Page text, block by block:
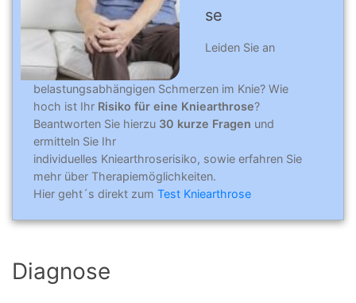
se
Leiden Sie an
belastungsabhängigen Schmerzen im Knie? Wie
hoch ist Ihr Risiko für eine Kniearthrose?
Beantworten Sie hierzu 30 kurze Fragen und
ermitteln Sie Ihr
individuelles Kniearthroserisiko, sowie erfahren Sie
mehr über Therapiemöglichkeiten.
Hier geht´s direkt zum Test Kniearthrose
Diagnose